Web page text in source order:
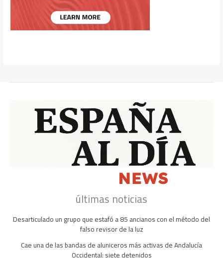
últimas noticias
Desarticulado un grupo que estafó a 85 ancianos con el método del
falso revisor de la luz
Cae una de las bandas de aluniceros más activas de Andalucía
Occidental: siete detenidos